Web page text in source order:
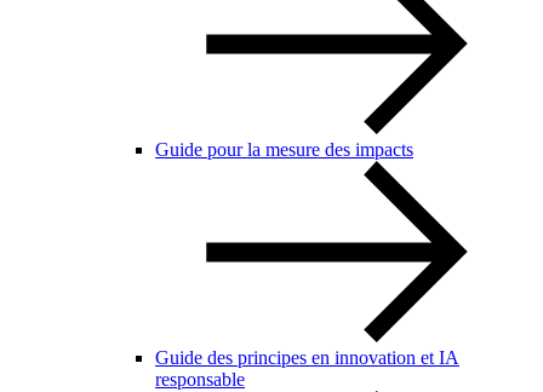
Guide pour la mesure des impacts
Guide des principes en innovation et IA
responsable